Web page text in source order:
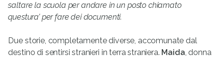
saltare la scuola per andare in un posto chiamato
questura’ per fare dei documenti.
Due storie, completamente diverse, accomunate dal
destino di sentirsi stranieri in terra straniera. Maida, donna